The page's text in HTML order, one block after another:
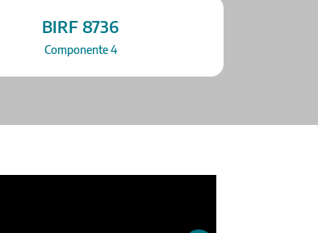
BIRF 8736
Componente 4